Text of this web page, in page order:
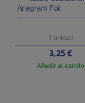
Anagram Foil
1 unidad
Precio
3,25 €
Añadir al carrito